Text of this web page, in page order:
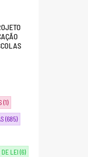
(1)
(685)
DE LEI(6)